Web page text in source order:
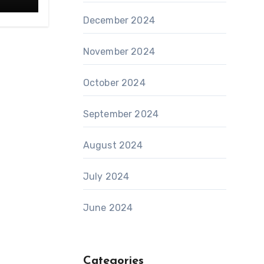
December 2024
November 2024
October 2024
September 2024
August 2024
July 2024
June 2024
Categories